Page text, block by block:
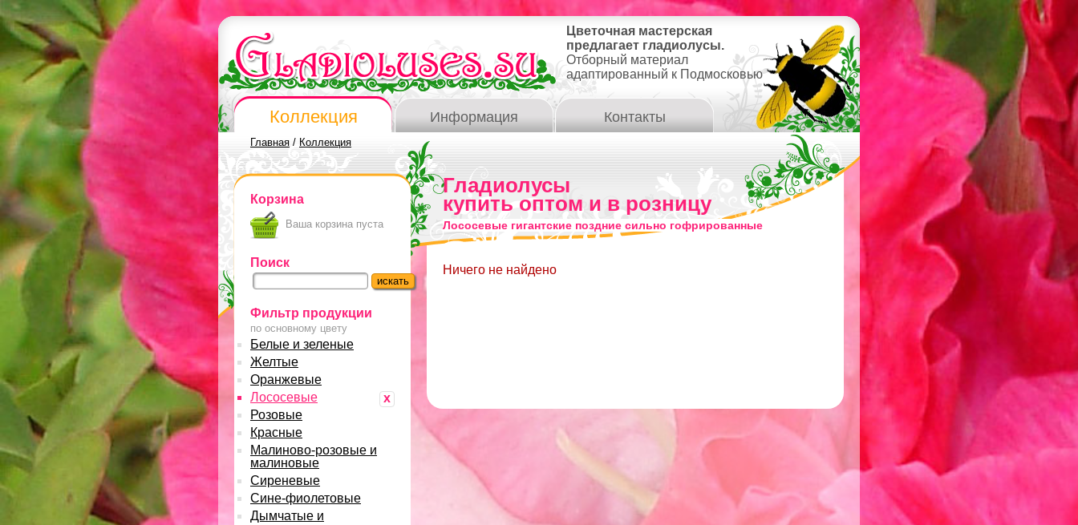
Цветочная мастерская
предлагает гладиолусы.
Отборный материал
адаптированный к Подмосковью
Коллекция Информация Контакты
Главная / Коллекция
Корзина
Ваша корзина пуста
Поиск
Фильтр продукции
по основному цвету
Белые и зеленые
Желтые
Оранжевые
x
Лососевые
Розовые
Красные
Малиново-розовые и
малиновые
Сиреневые
Сине-фиолетовые
Дымчатые и
Гладиолусы
купить оптом и в розницу
Лососевые гигантские поздние сильно гофрированные
Ничего не найдено